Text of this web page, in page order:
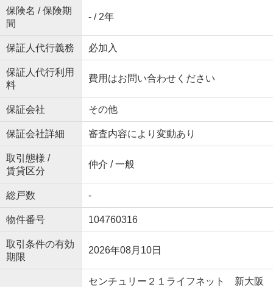
保険名 / 保険期
間
- / 2年
保証人代行義務 必加入
保証人代行利用
料
費用はお問い合わせください
保証会社 その他
保証会社詳細 審査内容により変動あり
取引態様 /
賃貸区分
仲介 / 一般
総戸数 -
物件番号 104760316
取引条件の有効
期限
2026年08月10日
センチュリー２１ライフネット 新大阪